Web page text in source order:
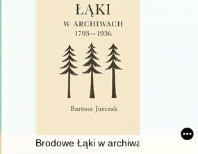
Brodowe Łąki w archiwach 1793-1936